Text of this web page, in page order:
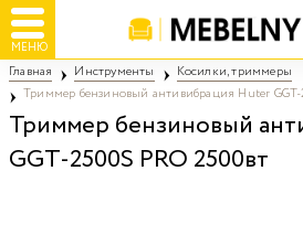
МЕНЮ
Главная Инструменты
Косилки, триммеры
Триммер бензиновый антивибрация Huter GGT-
Триммер бензиновый
GGT-2500S PRO 2500вт